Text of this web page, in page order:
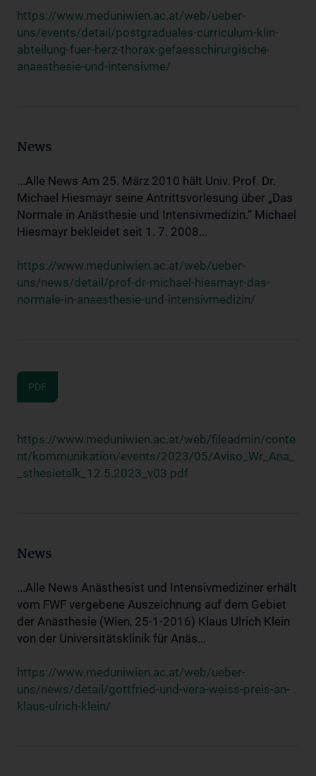
https://www.meduniwien.ac.at/web/ueber-
uns/events/detail/postgraduales-curriculum-klin-
abteilung-fuer-herz-thorax-gefaesschirurgische-
anaesthesie-und-intensivme/
News
...Alle News Am 25. März 2010 hält Univ. Prof. Dr.
Michael Hiesmayr seine Antrittsvorlesung über „Das
Normale in Anästhesie und Intensivmedizin.“ Michael
Hiesmayr bekleidet seit 1. 7. 2008...
https://www.meduniwien.ac.at/web/ueber-
uns/news/detail/prof-dr-michael-hiesmayr-das-
normale-in-anaesthesie-und-intensivmedizin/
PDF
https://www.meduniwien.ac.at/web/fileadmin/conte
nt/kommunikation/events/2023/05/Aviso_Wr_Ana_
_sthesietalk_12.5.2023_v03.pdf
News
...Alle News Anästhesist und Intensivmediziner erhält
vom FWF vergebene Auszeichnung auf dem Gebiet
der Anästhesie (Wien, 25-1-2016) Klaus Ulrich Klein
von der Universitätsklinik für Anäs...
https://www.meduniwien.ac.at/web/ueber-
uns/news/detail/gottfried-und-vera-weiss-preis-an-
klaus-ulrich-klein/